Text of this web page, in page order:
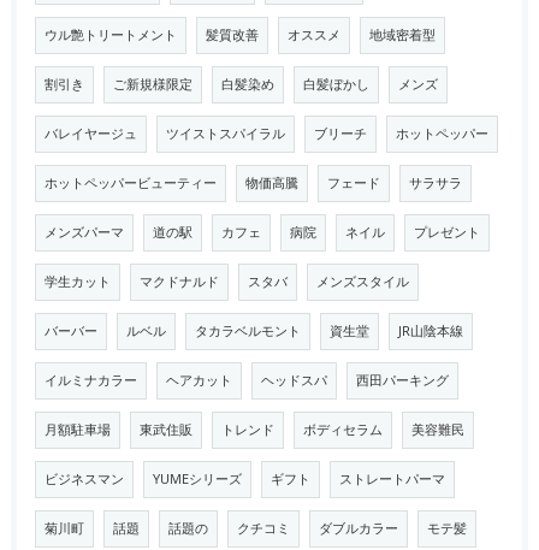
ウル艶トリートメント 髪質改善 オススメ 地域密着型
割引き ご新規様限定 白髪染め 白髪ぼかし メンズ
バレイヤージュ ツイストスパイラル ブリーチ ホットペッパー
ホットペッパービューティー 物価高騰 フェード サラサラ
メンズパーマ 道の駅 カフェ 病院 ネイル プレゼント
学生カット マクドナルド スタバ メンズスタイル
バーバー ルベル タカラベルモント 資生堂 JR山陰本線
イルミナカラー ヘアカット ヘッドスパ 西田パーキング
月額駐車場 東武住販 トレンド ボディセラム 美容難民
ビジネスマン YUMEシリーズ ギフト ストレートパーマ
菊川町 話題 話題の クチコミ ダブルカラー モテ髪